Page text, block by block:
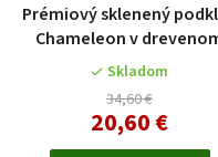
Prémiový sklenený
Chameleon v
rámčeku
Skladom
34,60 €
20,60 €